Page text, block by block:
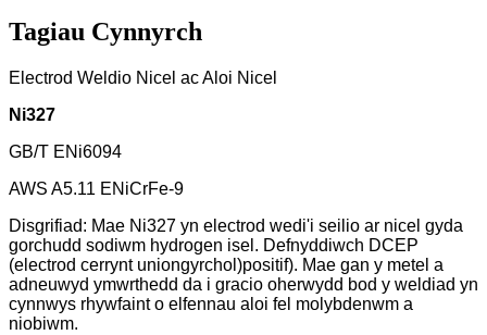
Tagiau Cynnyrch
Electrod Weldio Nicel ac Aloi Nicel
Ni327
GB/T ENi6094
AWS A5.11 ENiCrFe-9
Disgrifiad: Mae Ni327 yn electrod wedi'i seilio ar nicel gyda
gorchudd sodiwm hydrogen isel. Defnyddiwch DCEP
(electrod cerrynt uniongyrchol)positif). Mae gan y metel a
adneuwyd ymwrthedd da i gracio oherwydd bod y weldiad yn
cynnwys rhywfaint o elfennau aloi fel molybdenwm a
niobiwm.